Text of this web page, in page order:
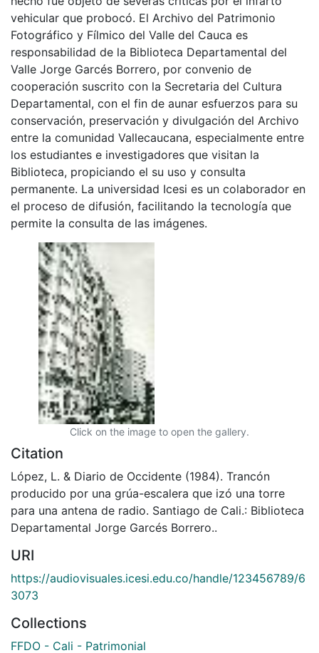
vehicular que probocó. El Archivo del Patrimonio
Fotográfico y Fílmico del Valle del Cauca es
responsabilidad de la Biblioteca Departamental del
Valle Jorge Garcés Borrero, por convenio de
cooperación suscrito con la Secretaria del Cultura
Departamental, con el fin de aunar esfuerzos para su
conservación, preservación y divulgación del Archivo
entre la comunidad Vallecaucana, especialmente entre
los estudiantes e investigadores que visitan la
Biblioteca, propiciando el su uso y consulta
permanente. La universidad Icesi es un colaborador en
el proceso de difusión, facilitando la tecnología que
permite la consulta de las imágenes.
Click on the image to open the gallery.
Citation
López, L. & Diario de Occidente (1984). Trancón
producido por una grúa-escalera que izó una torre
para una antena de radio. Santiago de Cali.: Biblioteca
Departamental Jorge Garcés Borrero..
URI
https://audiovisuales.icesi.edu.co/handle/123456789/6
3073
Collections
FFDO - Cali - Patrimonial